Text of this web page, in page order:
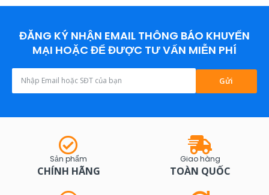
ĐĂNG KÝ NHẬN EMAIL THÔNG BÁO KHUYẾN
MẠI HOẶC ĐỂ ĐƯỢC TƯ VẤN MIỄN PHÍ
Gửi
Sản phẩm
CHÍNH HÃNG
Giao hàng
TOÀN QUỐC